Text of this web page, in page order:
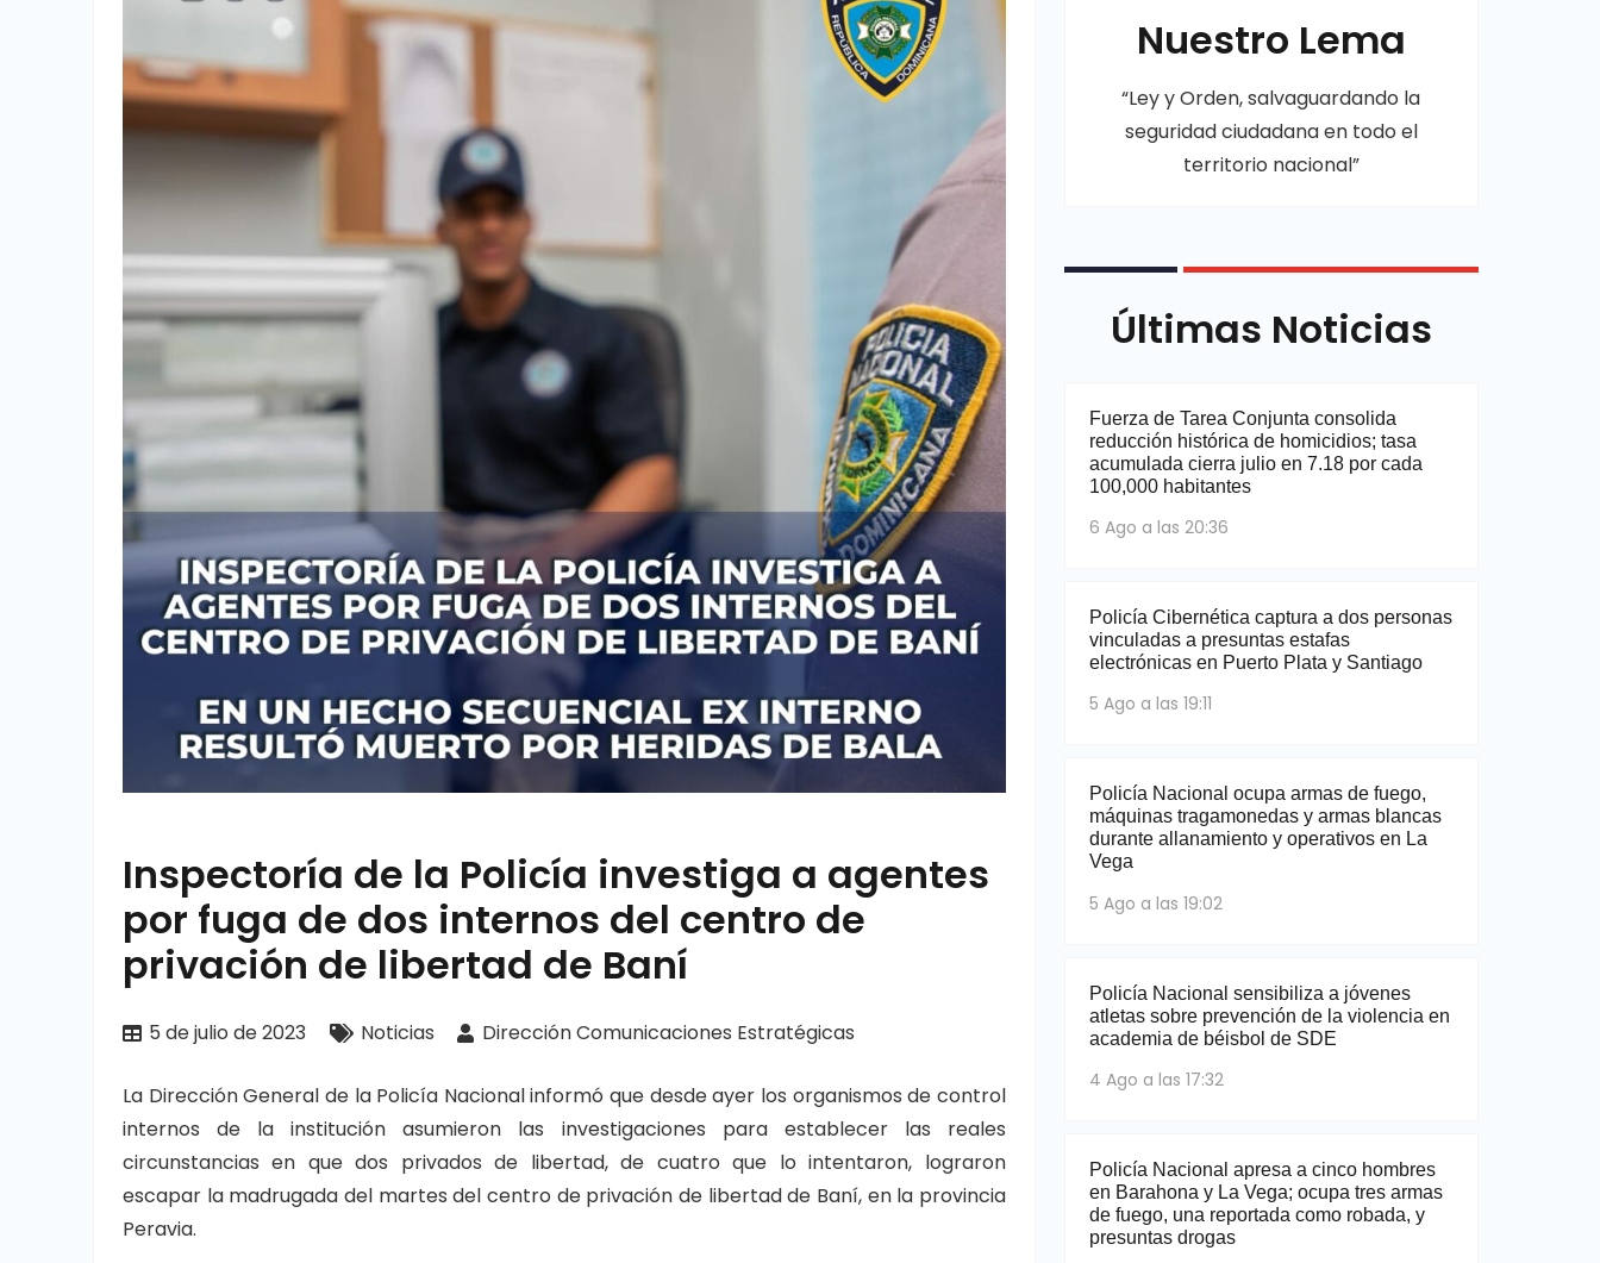
Inspectoría de la Policía investiga a agentes
por fuga de dos internos del centro de
privación de libertad de Baní
5 de julio de 2023 Noticias Dirección Comunicaciones Estratégicas
La Dirección General de la Policía Nacional informó que desde ayer los organismos de control
internos de la institución asumieron las investigaciones para establecer las reales
circunstancias en que dos privados de libertad, de cuatro que lo intentaron, lograron
escapar la madrugada del martes del centro de privación de libertad de Baní, en la provincia
Peravia.
Nuestro Lema
“Ley y Orden, salvaguardando la
seguridad ciudadana en todo el
territorio nacional”
Últimas Noticias
Fuerza de Tarea Conjunta consolida
reducción histórica de homicidios; tasa
acumulada cierra julio en 7.18 por cada
100,000 habitantes
6 Ago a las 20:36
Policía Cibernética captura a dos personas
vinculadas a presuntas estafas
electrónicas en Puerto Plata y Santiago
5 Ago a las 19:11
Policía Nacional ocupa armas de fuego,
máquinas tragamonedas y armas blancas
durante allanamiento y operativos en La
Vega
5 Ago a las 19:02
Policía Nacional sensibiliza a jóvenes
atletas sobre prevención de la violencia en
academia de béisbol de SDE
4 Ago a las 17:32
Policía Nacional apresa a cinco hombres
en Barahona y La Vega; ocupa tres armas
de fuego, una reportada como robada, y
presuntas drogas